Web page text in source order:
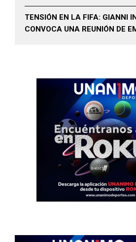
TENSIÓN EN LA FIFA: GIANNI
CONVOCA UNA REUNIÓN DE